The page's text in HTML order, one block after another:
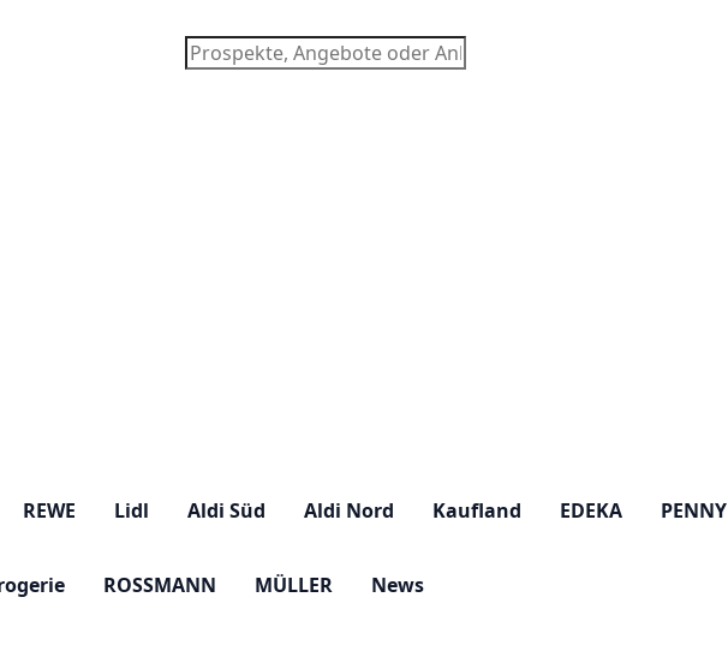
Suchen
REWE Lidl Aldi Süd Aldi Nord Kaufland EDEKA PENNY
ROSSMANN MÜLLER News